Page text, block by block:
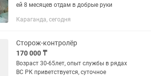
ей 8 месяцев отдам в добрые руки
Караганда, сегодня
Сторож-контролёр
170 000 ₸
Возраст 30-65лет, опыт службы в рядах
ВС РК приветствуется, суточное